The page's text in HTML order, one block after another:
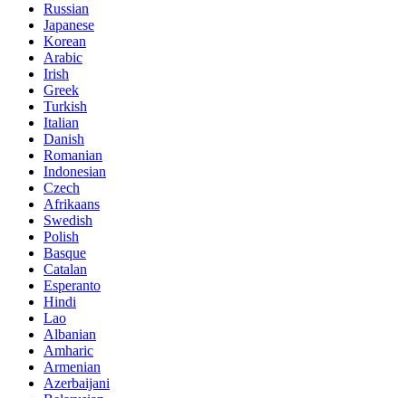
Russian
Japanese
Korean
Arabic
Irish
Greek
Turkish
Italian
Danish
Romanian
Indonesian
Czech
Afrikaans
Swedish
Polish
Basque
Catalan
Esperanto
Hindi
Lao
Albanian
Amharic
Armenian
Azerbaijani